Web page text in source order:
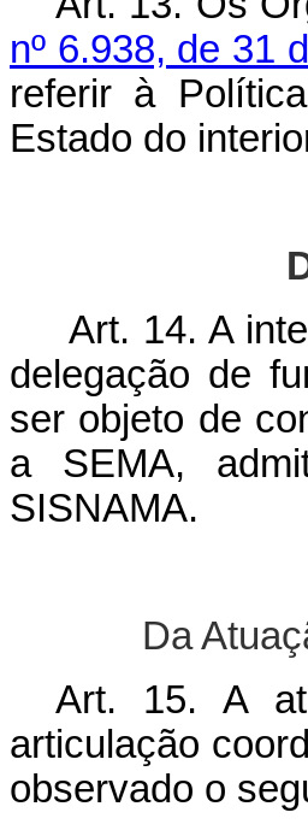
nº 6.938, de 31
referir à
Estado do
Art. 14. A
delegação de
ser objeto de
a SEMA,
SISNAMA.
Da
Art. 15. A
articulação
observado o